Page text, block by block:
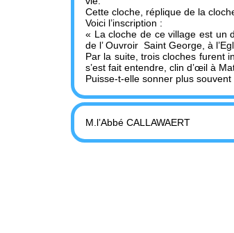
Cette cloche, réplique de la
Voici l’inscription :
« La cloche de ce village est un
de l’ Ouvroir Saint George, à
Par la suite, trois cloches furent
s’est fait entendre, clin d’œil à
Puisse-t-elle sonner plus souvent
M.l’Abbé CALLAWAERT